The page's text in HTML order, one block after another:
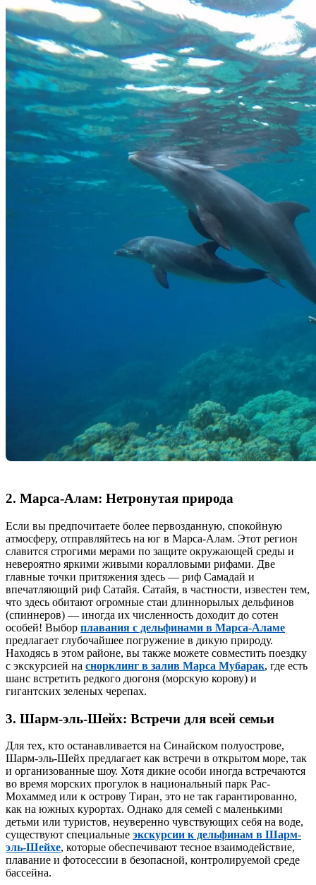
2. Марса-Алам: Нетронутая природа
Если вы предпочитаете более первозданную, спокойную
атмосферу, отправляйтесь на юг в Марса-Алам. Этот регион
славится строгими мерами по защите окружающей среды и
невероятно яркими живыми коралловыми рифами. Две
главные точки притяжения здесь — риф Самадай и
впечатляющий риф Сатайя. Сатайя, в частности, известен тем,
что здесь обитают огромные стаи длиннорылых дельфинов
(спиннеров) — иногда их численность доходит до сотен
особей! Выбор плавания с дельфинами в Марса-Аламе
предлагает глубочайшее погружение в дикую природу.
Находясь в этом районе, вы также можете совместить поездку
с экскурсией на снорклинг в залив Марса Мубарак, где есть
шанс встретить редкого дюгоня (морскую корову) и
гигантских зеленых черепах.
3. Шарм-эль-Шейх: Встречи для всей семьи
Для тех, кто останавливается на Синайском полуострове,
Шарм-эль-Шейх предлагает как встречи в открытом море, так
и организованные шоу. Хотя дикие особи иногда встречаются
во время морских прогулок в национальный парк Рас-
Мохаммед или к острову Тиран, это не так гарантированно,
как на южных курортах. Однако для семей с маленькими
детьми или туристов, неуверенно чувствующих себя на воде,
существуют специальные экскурсии к дельфинам в Шарм-
эль-Шейхе, которые обеспечивают тесное взаимодействие,
плавание и фотосессии в безопасной, контролируемой среде
бассейна.